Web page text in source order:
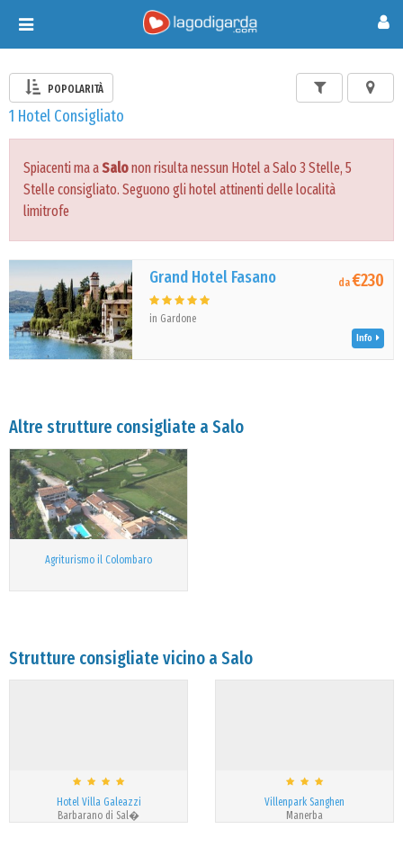
Toggle
navigation
POPOLARITÀ
1 Hotel Consigliato
Spiacenti ma aSalonon risulta nessun Hotel a Salo 3 Stelle, 5
Stelle consigliato. Seguono gli hotel attinenti delle località
limitrofe
Grand Hotel Fasano
in Gardone
da€230
Info
Altre strutture consigliate a Salo
Agriturismo il Colombaro
Strutture consigliate vicino a Salo
Hotel Villa Galeazzi
Barbarano di Sal�
Villenpark Sanghen
Manerba